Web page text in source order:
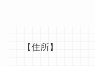
【住所】